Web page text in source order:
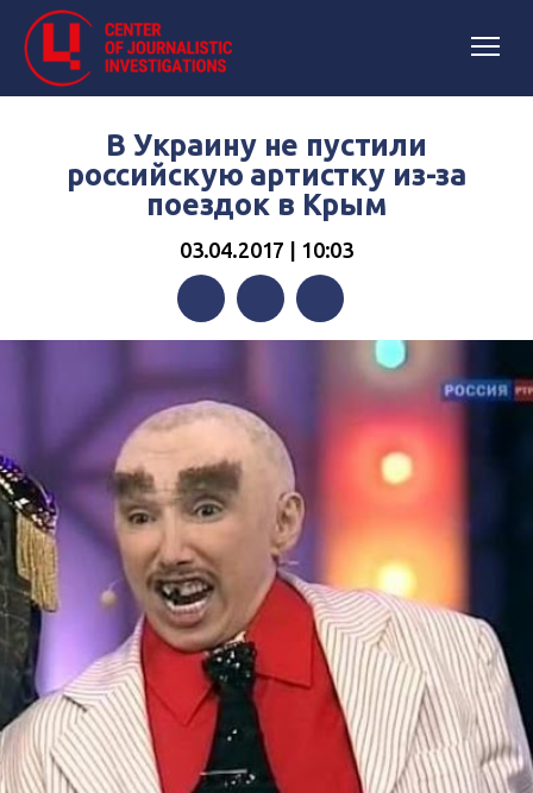
В Украину не пустили
российскую артистку из-за
поездок в Крым
03.04.2017 | 10:03
FacebookTwitterTelegram